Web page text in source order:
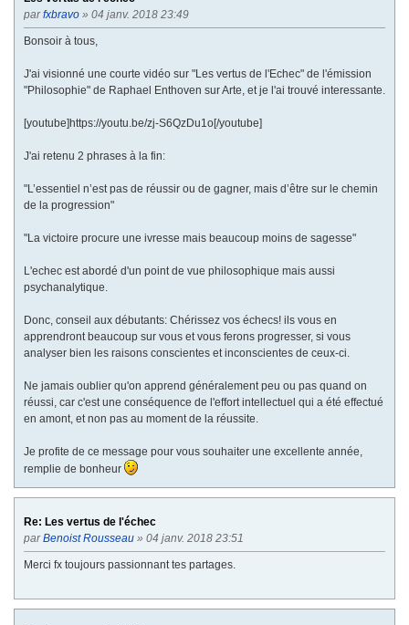
n
parfxbravo » 04 janv. 2018 23:49
Bonsoir à tous,
J'ai visionné une courte vidéo sur "Les vertus de l'Echec" de l'émission
"Philosophie" de Raphael Enthoven sur Arte, et je l'ai trouvé interessante.
[youtube]https://youtu.be/zj-S6QzDu1o[/youtube]
J'ai retenu 2 phrases à la fin:
"L’essentiel n’est pas de réussir ou de gagner, mais d’être sur le chemin
de la progression"
"La victoire procure une ivresse mais beaucoup moins de sagesse"
L'echec est abordé d'un point de vue philosophique mais aussi
psychanalytique.
Donc, conseil aux débutants: Chérissez vos échecs! ils vous en
apprendront beaucoup sur vous et vous ferons progresser, si vous
analyser bien les raisons conscientes et inconscientes de ceux-ci.
Ne jamais oublier qu'on apprend généralement peu ou pas quand on
réussi, car c'est une conséquence de l'effort intellectuel qui a été effectué
en amont, et non pas au moment de la réussite.
Je profite de ce message pour vous souhaiter une excellente année,
remplie de bonheur
Re: Les vertus de l'échec
parBenoist Rousseau » 04 janv. 2018 23:51
Merci fx toujours passionnant tes partages.